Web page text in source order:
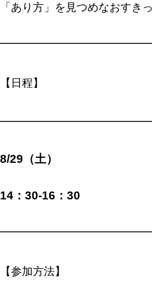
「あり方」を見つめなおすき
【日程】
8/29（土）
14：30-16：30
【参加方法】